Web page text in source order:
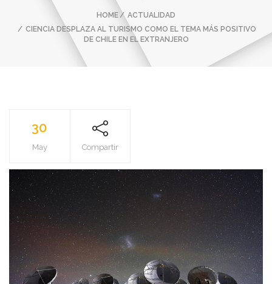
HOME
ACTUALIDAD
CIENCIA DESPLAZA AL TURISMO COMO EL TEMA MÁS POSITIVO
DE CHILE EN EL EXTRANJERO
30
May Compartir